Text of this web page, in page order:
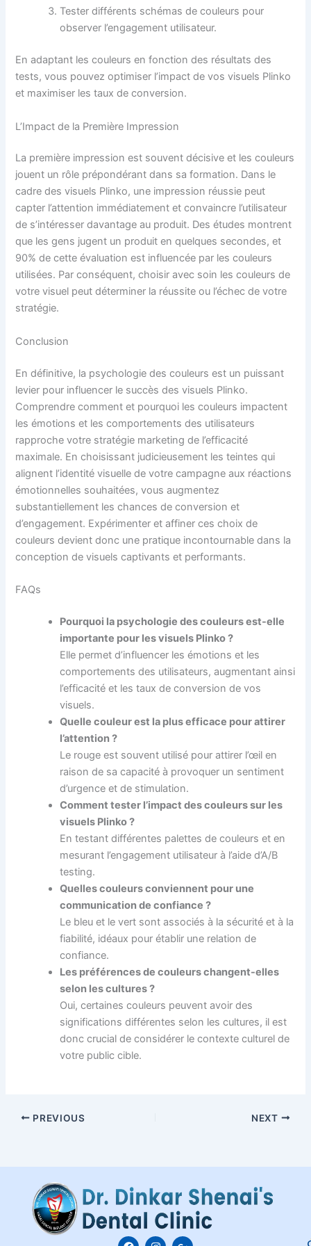
Tester différents schémas de couleurs pour
observer l’engagement utilisateur.
En adaptant les couleurs en fonction des résultats des
tests, vous pouvez optimiser l’impact de vos visuels Plinko
et maximiser les taux de conversion.
L’Impact de la Première Impression
La première impression est souvent décisive et les couleurs
jouent un rôle prépondérant dans sa formation. Dans le
cadre des visuels Plinko, une impression réussie peut
capter l’attention immédiatement et convaincre l’utilisateur
de s’intéresser davantage au produit. Des études montrent
que les gens jugent un produit en quelques secondes, et
90% de cette évaluation est influencée par les couleurs
utilisées. Par conséquent, choisir avec soin les couleurs de
votre visuel peut déterminer la réussite ou l’échec de votre
stratégie.
Conclusion
En définitive, la psychologie des couleurs est un puissant
levier pour influencer le succès des visuels Plinko.
Comprendre comment et pourquoi les couleurs impactent
les émotions et les comportements des utilisateurs
rapproche votre stratégie marketing de l’efficacité
maximale. En choisissant judicieusement les teintes qui
alignent l’identité visuelle de votre campagne aux réactions
émotionnelles souhaitées, vous augmentez
substantiellement les chances de conversion et
d’engagement. Expérimenter et affiner ces choix de
couleurs devient donc une pratique incontournable dans la
conception de visuels captivants et performants.
FAQs
Pourquoi la psychologie des couleurs est-elle
importante pour les visuels Plinko ?
Elle permet d’influencer les émotions et les
comportements des utilisateurs, augmentant ainsi
l’efficacité et les taux de conversion de vos
visuels.
Quelle couleur est la plus efficace pour attirer
l’attention ?
Le rouge est souvent utilisé pour attirer l’œil en
raison de sa capacité à provoquer un sentiment
d’urgence et de stimulation.
Comment tester l’impact des couleurs sur les
visuels Plinko ?
En testant différentes palettes de couleurs et en
mesurant l’engagement utilisateur à l’aide d’A/B
testing.
Quelles couleurs conviennent pour une
communication de confiance ?
Le bleu et le vert sont associés à la sécurité et à la
fiabilité, idéaux pour établir une relation de
confiance.
Les préférences de couleurs changent-elles
selon les cultures ?
Oui, certaines couleurs peuvent avoir des
significations différentes selon les cultures, il est
donc crucial de considérer le contexte culturel de
votre public cible.
PREVIOUS NEXT
F I G